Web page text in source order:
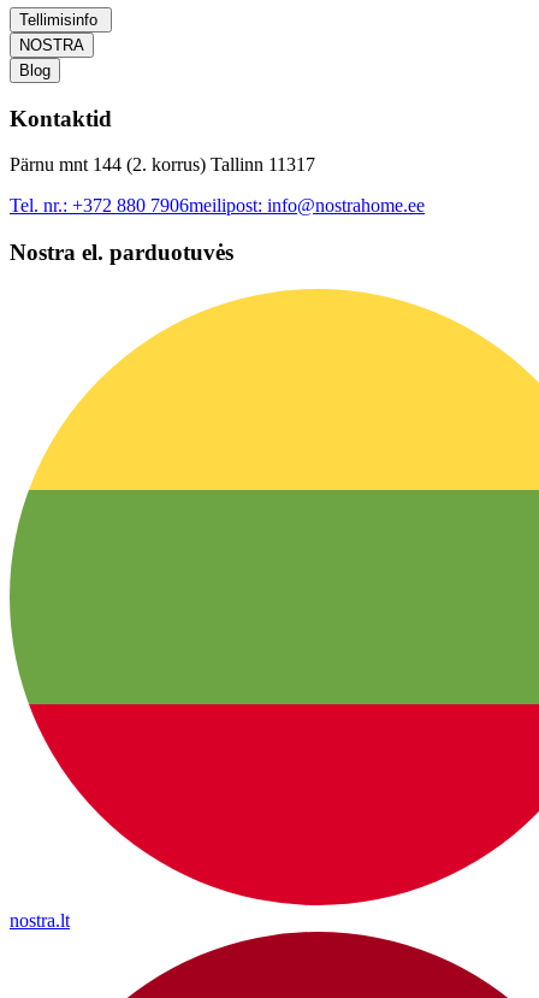
Tellimisinfo
NOSTRA
Blog
Kontaktid
Pärnu mnt 144 (2. korrus) Tallinn 11317
Tel. nr.: +372 880 7906meilipost: info@nostrahome.ee
Nostra el. parduotuvės
nostra.lt